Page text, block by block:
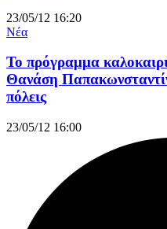
23/05/12 16:20
Νέα
Το πρόγραμμα
Θανάση
πόλεις
23/05/12 16:00